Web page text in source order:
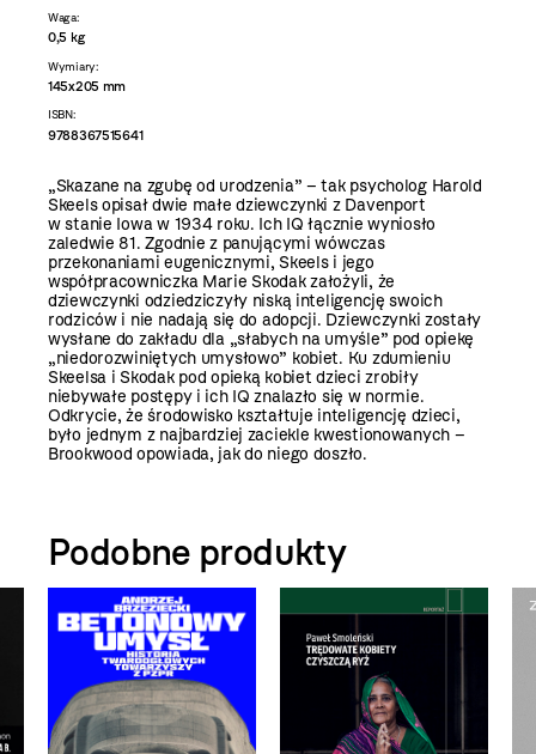
Waga:
0,5 kg
Wymiary:
145x205 mm
ISBN:
9788367515641
„Skazane na zgubę od urodzenia” – tak psycholog Harold
Skeels opisał dwie małe dziewczynki z Davenport
w stanie Iowa w 1934 roku. Ich IQ łącznie wyniosło
zaledwie 81. Zgodnie z panującymi wówczas
przekonaniami eugenicznymi, Skeels i jego
współpracowniczka Marie Skodak założyli, że
dziewczynki odziedziczyły niską inteligencję swoich
rodziców i nie nadają się do adopcji. Dziewczynki zostały
wysłane do zakładu dla „słabych na umyśle” pod opiekę
„niedorozwiniętych umysłowo” kobiet. Ku zdumieniu
Skeelsa i Skodak pod opieką kobiet dzieci zrobiły
niebywałe postępy i ich IQ znalazło się w normie.
Odkrycie, że środowisko kształtuje inteligencję dzieci,
było jednym z najbardziej zaciekle kwestionowanych –
Brookwood opowiada, jak do niego doszło.
Podobne produkty